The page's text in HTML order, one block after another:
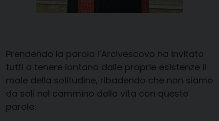
Prendendo la parola l’Arcivescovo ha invitato
tutti a tenere lontano dalle proprie esistenze il
male della solitudine, ribadendo che non siamo
da soli nel cammino della vita con queste
parole: